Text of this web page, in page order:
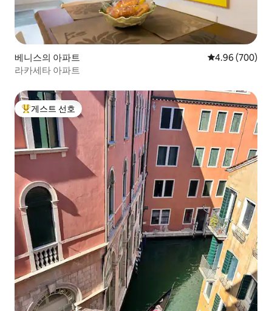
베니스의 아파트 평점 4.96점(5
4.96 (700)
라카세타 아파트
상위 게스트 선호
게스트 선호